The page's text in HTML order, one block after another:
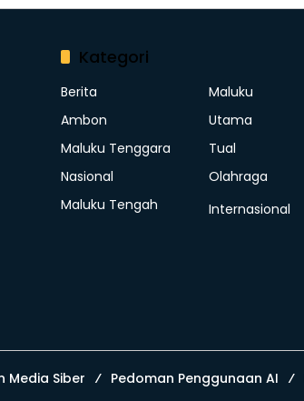
Kategori
Berita
Maluku
Ambon
Utama
Maluku Tenggara
Tual
Nasional
Olahraga
Maluku Tengah
Internasional
Media Siber Pedoman Penggunaan AI